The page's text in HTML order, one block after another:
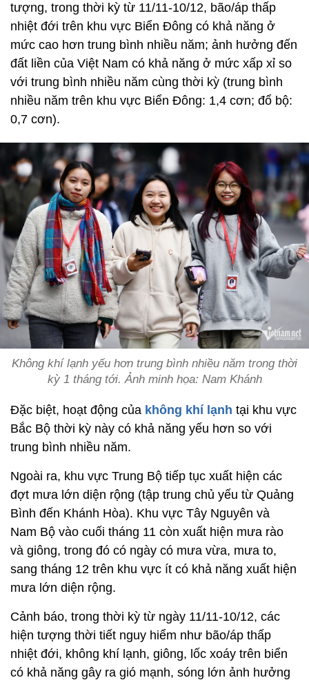
tượng, trong thời kỳ từ 11/11-10/12, bão/áp thấp
nhiệt đới trên khu vực Biển Đông có khả năng ở
mức cao hơn trung bình nhiều năm; ảnh hưởng đến
đất liền của Việt Nam có khả năng ở mức xấp xỉ so
với trung bình nhiều năm cùng thời kỳ (trung bình
nhiều năm trên khu vực Biển Đông: 1,4 cơn; đổ bộ:
0,7 cơn).
Không khí lạnh yếu hơn trung bình nhiều năm trong thời
kỳ 1 tháng tới. Ảnh minh họa: Nam Khánh
Đặc biệt, hoạt động của không khí lạnh tại khu vực
Bắc Bộ thời kỳ này có khả năng yếu hơn so với
trung bình nhiều năm.
Ngoài ra, khu vực Trung Bộ tiếp tục xuất hiện các
đợt mưa lớn diện rộng (tập trung chủ yếu từ Quảng
Bình đến Khánh Hòa). Khu vực Tây Nguyên và
Nam Bộ vào cuối tháng 11 còn xuất hiện mưa rào
và giông, trong đó có ngày có mưa vừa, mưa to,
sang tháng 12 trên khu vực ít có khả năng xuất hiện
mưa lớn diện rộng.
Cảnh báo, trong thời kỳ từ ngày 11/11-10/12, các
hiện tượng thời tiết nguy hiểm như bão/áp thấp
nhiệt đới, không khí lạnh, giông, lốc xoáy trên biển
có khả năng gây ra gió mạnh, sóng lớn ảnh hưởng